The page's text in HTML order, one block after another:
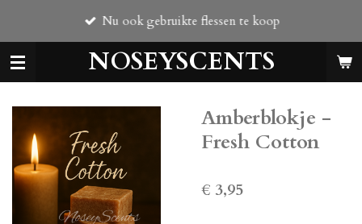
de
hoofdinhoud
NOSEYSCENTS
Nu ook gebruikte flessen te koop
Amberblokje -
Fresh Cotton
€ 3,95